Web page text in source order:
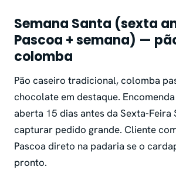
Semana Santa (sexta
Pascoa + semana) —
colomba
Pão caseiro tradicional, colomba
chocolate em destaque.
aberta 15 dias antes da Sexta-Feira
capturar pedido grande. Cliente
Pascoa direto na padaria se o
pronto.